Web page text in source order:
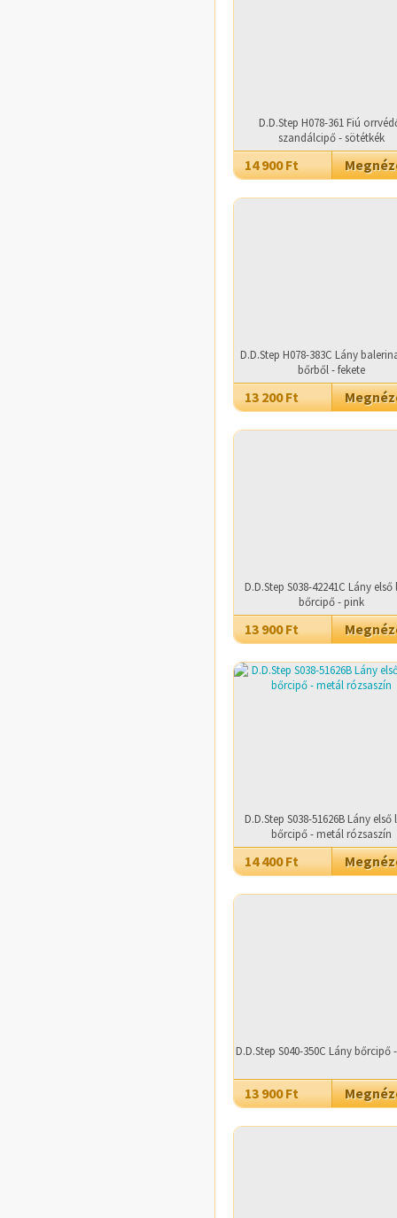
D.D.Step H078-361 Fiú
szandálcipő - sötétkék
14 900 Ft
D.D.Step H078-383C Lány
bőrből - fekete
13 200 Ft
D.D.Step S038-42241C Lány első
bőrcipő - pink
13 900 Ft
D.D.Step S038-51626B Lány első
bőrcipő - metál rózsaszín
14 400 Ft
D.D.Step S040-350C Lány bőrcipő
13 900 Ft